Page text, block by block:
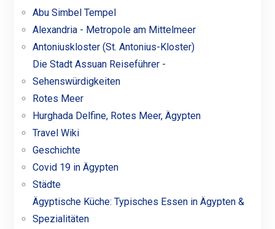
Abu Simbel Tempel
Alexandria - Metropole am Mittelmeer
Antoniuskloster (St. Antonius-Kloster)
Die Stadt Assuan Reiseführer -
Sehenswürdigkeiten
Rotes Meer
Hurghada Delfine, Rotes Meer, Ägypten
Travel Wiki
Geschichte
Covid 19 in Ägypten
Städte
Ägyptische Küche: Typisches Essen in Ägypten &
Spezialitäten